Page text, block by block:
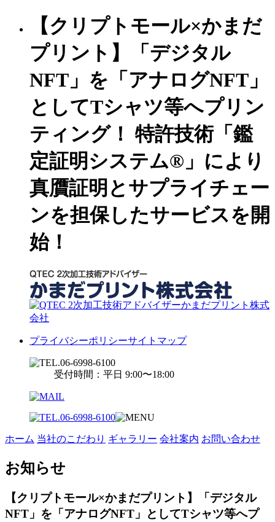
【クリプトモール×かまだ
プリント】「デジタル
NFT」を「アナログNFT」
としてTシャツ等へプリン
ティング！ 特許技術「鑑
定証明システム®」により
真贋証明とサプライチェー
ンを担保したサービスを開
始！
プライバシーポリシーサイトマップ
受付時間：平日 9:00〜18:00
ホーム 当社のこだわり ギャラリー 会社案内 お問い合わせ
お知らせ
【クリプトモール×かまだプリント】「デジタル
NFT」を「アナログNFT」としてTシャツ等へプ